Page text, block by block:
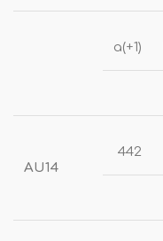
a(+1)
AU14
442